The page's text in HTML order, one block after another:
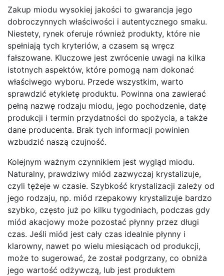
Zakup miodu wysokiej jakości to gwarancja jego
dobroczynnych właściwości i autentycznego smaku.
Niestety, rynek oferuje również produkty, które nie
spełniają tych kryteriów, a czasem są wręcz
fałszowane. Kluczowe jest zwrócenie uwagi na kilka
istotnych aspektów, które pomogą nam dokonać
właściwego wyboru. Przede wszystkim, warto
sprawdzić etykietę produktu. Powinna ona zawierać
pełną nazwę rodzaju miodu, jego pochodzenie, datę
produkcji i termin przydatności do spożycia, a także
dane producenta. Brak tych informacji powinien
wzbudzić naszą czujność.
Kolejnym ważnym czynnikiem jest wygląd miodu.
Naturalny, prawdziwy miód zazwyczaj krystalizuje,
czyli tężeje w czasie. Szybkość krystalizacji zależy od
jego rodzaju, np. miód rzepakowy krystalizuje bardzo
szybko, często już po kilku tygodniach, podczas gdy
miód akacjowy może pozostać płynny przez długi
czas. Jeśli miód jest cały czas idealnie płynny i
klarowny, nawet po wielu miesiącach od produkcji,
może to sugerować, że został podgrzany, co obniża
jego wartość odżywczą, lub jest produktem